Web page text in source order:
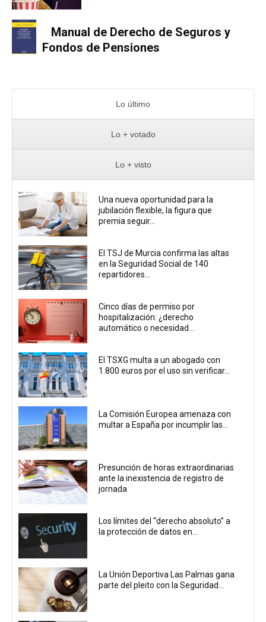
Manual de Derecho de Seguros y
Fondos de Pensiones
Lo último
Lo + votado
Lo + visto
Una nueva oportunidad para la
jubilación flexible, la figura que
premia seguir...
El TSJ de Murcia confirma las altas
en la Seguridad Social de 140
repartidores...
Cinco días de permiso por
hospitalización: ¿derecho
automático o necesidad...
El TSXG multa a un abogado con
1.800 euros por el uso sin verificar...
La Comisión Europea amenaza con
multar a España por incumplir las...
Presunción de horas extraordinarias
ante la inexistencia de registro de
jornada
Los límites del “derecho absoluto” a
la protección de datos en...
La Unión Deportiva Las Palmas gana
parte del pleito con la Seguridad...